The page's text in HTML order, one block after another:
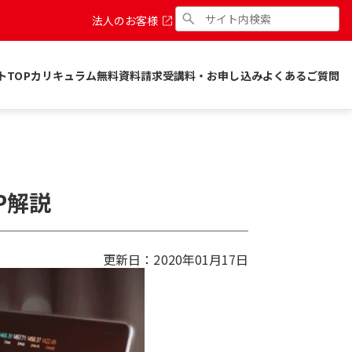
法人のお客様
TOPカリキュラム無料資料請求受講料・お申し込みよくあるご質問
解説
更新日： 2020年01月17日